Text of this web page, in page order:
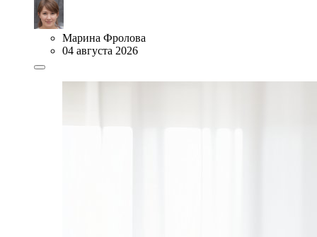
Марина Фролова
04 августа 2026